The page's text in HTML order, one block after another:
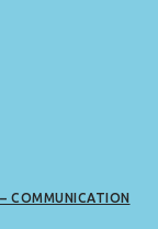
COMMUNICATION